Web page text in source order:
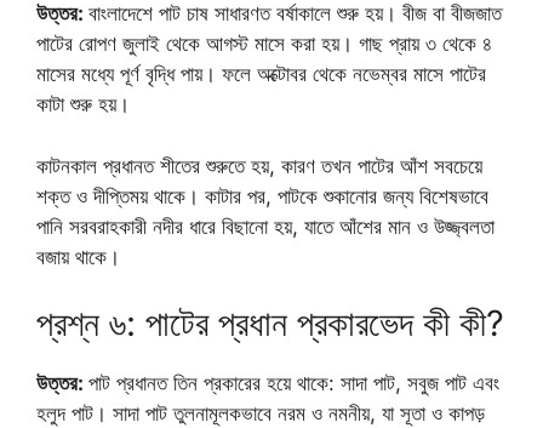
উত্তর: বাংলাদেশে পাট চাষ সাধারণত বর্ষাকালে শুরু হয়। বীজ বা বীজজাত
পাটের রোপণ জুলাই থেকে আগস্ট মাসে করা হয়। গাছ প্রায় ৩ থেকে ৪
মাসের মধ্যে পূর্ণ বৃদ্ধি পায়। ফলে অক্টোবর থেকে নভেম্বর মাসে পাটের
কাটা শুরু হয়।
কাটনকাল প্রধানত শীতের শুরুতে হয়, কারণ তখন পাটের আঁশ সবচেয়ে
শক্ত ও দীপ্তিময় থাকে। কাটার পর, পাটকে শুকানোর জন্য বিশেষভাবে
পানি সরবরাহকারী নদীর ধারে বিছানো হয়, যাতে আঁশের মান ও উজ্জ্বলতা
বজায় থাকে।
প্রশ্ন ৬: পাটের প্রধান প্রকারভেদ কী কী?
উত্তর: পাট প্রধানত তিন প্রকারের হয়ে থাকে: সাদা পাট, সবুজ পাট এবং
হলুদ পাট। সাদা পাট তুলনামূলকভাবে নরম ও নমনীয়, যা সূতা ও কাপড়